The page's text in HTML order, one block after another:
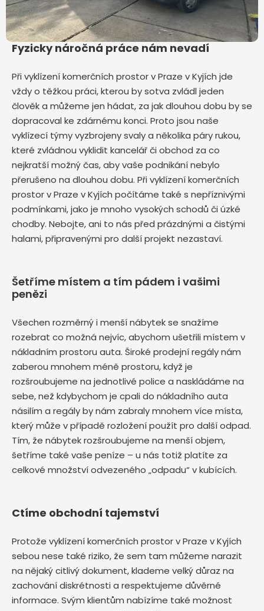
Fyzicky náročná práce nám nevadí
Při vyklízení komerčních prostor v Praze v Kyjích jde
vždy o těžkou práci, kterou by sotva zvládl jeden
člověk a můžeme jen hádat, za jak dlouhou dobu by se
dopracoval ke zdárnému konci. Proto jsou naše
vyklízecí týmy vyzbrojeny svaly a několika páry rukou,
které zvládnou vyklidit kancelář či obchod za co
nejkratší možný čas, aby vaše podnikání nebylo
přerušeno na dlouhou dobu. Při vyklízení komerčních
prostor v Praze v Kyjích počítáme také s nepříznivými
podmínkami, jako je mnoho vysokých schodů či úzké
chodby. Nebojte, ani to nás před prázdnými a čistými
halami, připravenými pro další projekt nezastaví.
Šetříme místem a tím pádem i vašimi
penězi
Všechen rozměrný i menší nábytek se snažíme
rozebrat co možná nejvíc, abychom ušetřili místem v
nákladním prostoru auta. Široké prodejní regály nám
zaberou mnohem méně prostoru, když je
rozšroubujeme na jednotlivé police a naskládáme na
sebe, než kdybychom je cpali do nákladního auta
násilím a regály by nám zabraly mnohem více místa,
který může v případě rozložení použít pro další odpad.
Tím, že nábytek rozšroubujeme na menší objem,
šetříme také vaše peníze – u nás totiž platíte za
celkové množství odvezeného „odpadu“ v kubících.
Ctíme obchodní tajemství
Protože vyklízení komerčních prostor v Praze v Kyjích
sebou nese také riziko, že sem tam můžeme narazit
na nějaký citlivý dokument, klademe velký důraz na
zachování diskrétnosti a respektujeme důvěrné
informace. Svým klientům nabízíme také možnost